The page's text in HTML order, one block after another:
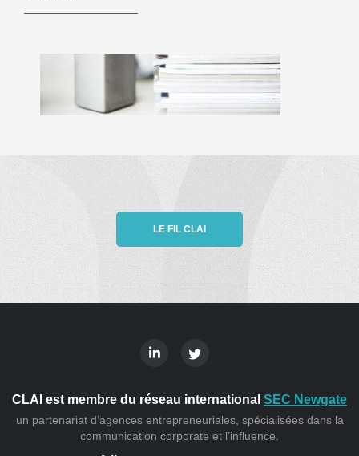
LE FIL CLAI
CLAI est membre du réseau international SEC Newgate
un partenariat d’agences entrepreneuriales, spécialisées dans la
communication corporate et l’influence.